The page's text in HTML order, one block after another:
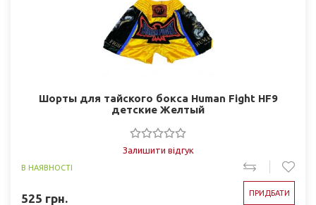
Шорты для тайского бокса Human Fight HF9
детские Желтый
Залишити відгук
В НАЯВНОСТІ
525 грн. ПРИДБАТИ